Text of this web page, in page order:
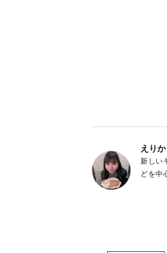
えりか
新しい
どを中